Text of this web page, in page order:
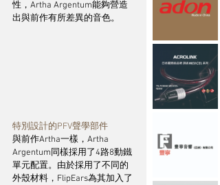
性，Artha Argentum能夠營造
出與前作有所差異的音色。
特別設計的PFV聲學部件
與前作Artha一樣，Artha
Argentum同樣採用了4路8動鐵
單元配置。由於採用了不同的
外殼材料，FlipEars為其加入了